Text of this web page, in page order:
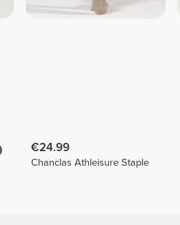
€24.99
Chanclas Athleisure Staple